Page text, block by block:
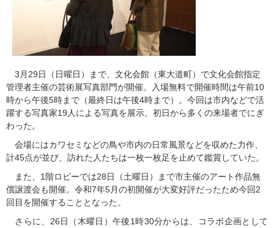
3月29日（日曜日）まで、文化会館（東大道町）で文化会館指定
管理者主催の芸術展写真部門が開催。入場無料で開催時間は午前10
時から午後5時まで（最終日は午後4時まで）。今回は市内などで活
躍する写真家19人による写真を展示。初日から多くの来場者でにぎ
わった。
会場にはカワセミなどの鳥や市内の日常風景などを収めた力作、
計45点が並び、訪れた人たちは一枚一枚足を止めて鑑賞していた。
また、1階ロビーでは28日（土曜日）まで市主催のアート作品無
償譲渡会も開催。令和7年5月の初開催が大変好評だったため今回2
回目を開催することとなった。
さらに、26日（木曜日）午後1時30分からは、コラボ企画として